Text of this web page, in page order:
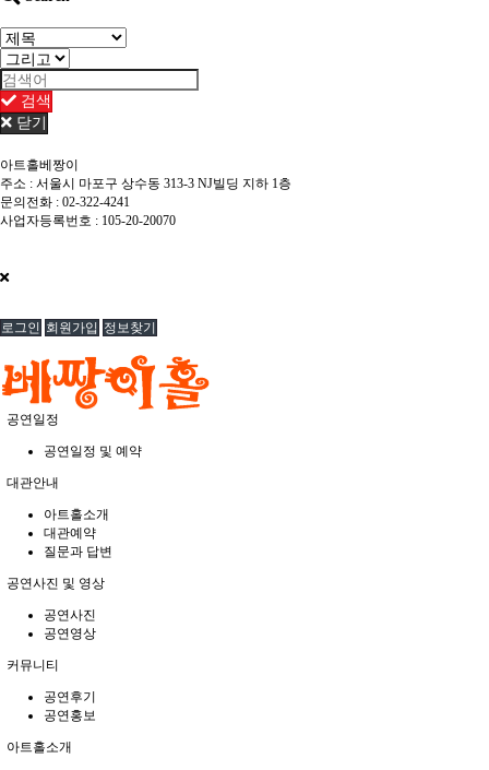
검색
닫기
아트홀베짱이
주소 : 서울시 마포구 상수동 313-3 NJ빌딩 지하 1층
문의전화 : 02-322-4241
사업자등록번호 : 105-20-20070
로그인 회원가입 정보찾기
공연일정
공연일정 및 예약
대관안내
아트홀소개
대관예약
질문과 답변
공연사진 및 영상
공연사진
공연영상
커뮤니티
공연후기
공연홍보
아트홀소개